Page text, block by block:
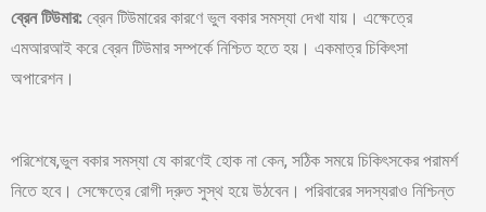
ব্রেন টিউমার: ব্রেন টিউমারের কারণে ভুল বকার সমস্যা দেখা যায়। এক্ষেত্রে
এমআরআই করে ব্রেন টিউমার সম্পর্কে নিশ্চিত হতে হয়। একমাত্র চিকিৎসা
অপারেশন।
পরিশেষে,ভুল বকার সমস্যা যে কারণেই হোক না কেন, সঠিক সময়ে চিকিৎসকের পরামর্শ
নিতে হবে। সেক্ষেত্রে রোগী দ্রুত সুস্থ হয়ে উঠবেন। পরিবারের সদস্যরাও নিশ্চিন্ত